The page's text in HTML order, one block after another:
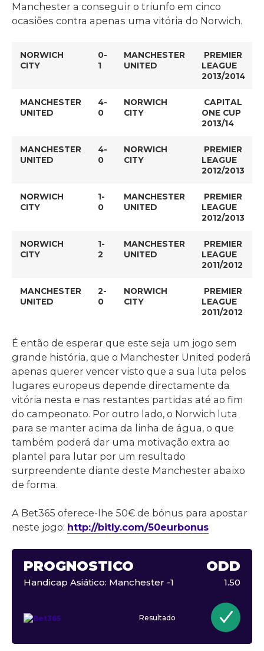
Manchester a conseguir o triunfo em cinco
ocasiões contra apenas uma vitória do Norwich.
NORWICH
CITY
0-
1
MANCHESTER
UNITED
PREMIER
LEAGUE
2013/2014
MANCHESTER
UNITED
4-
0
NORWICH
CITY
CAPITAL
ONE CUP
2013/14
MANCHESTER
UNITED
4-
0
NORWICH
CITY
PREMIER
LEAGUE
2012/2013
NORWICH
CITY
1-
0
MANCHESTER
UNITED
PREMIER
LEAGUE
2012/2013
NORWICH
CITY
1-
2
MANCHESTER
UNITED
PREMIER
LEAGUE
2011/2012
MANCHESTER
UNITED
2-
0
NORWICH
CITY
PREMIER
LEAGUE
2011/2012
É então de esperar que este seja um jogo sem
grande história, que o Manchester United poderá
apenas querer vencer visto que a sua luta pelos
lugares europeus depende directamente da
vitória nesta e nas restantes partidas até ao fim
do campeonato. Por outro lado, o Norwich luta
para se manter acima da linha de água, o que
também poderá dar uma motivação extra ao
plantel para lutar por um resultado
surpreendente diante deste Manchester abaixo
de forma.
A Bet365 oferece-lhe 50€ de bónus para apostar
neste jogo: http://bitly.com/50eurbonus
PROGNÓSTICO ODD
Handicap Asiático: Manchester -1 1.50
Resultado